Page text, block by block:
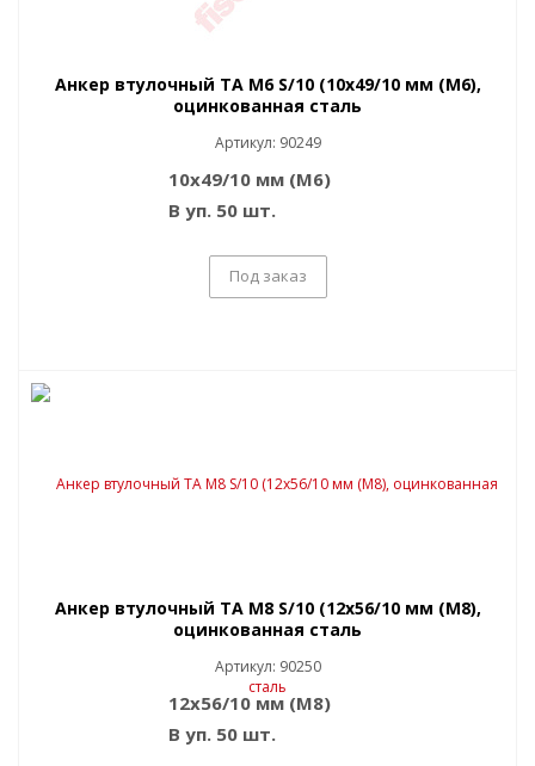
Анкер втулочный TA M6 S/10 (10x49/10 мм (M6),
оцинкованная сталь
Артикул: 90249
10x49/10 мм (M6)
В уп. 50 шт.
Под заказ
Анкер втулочный TA M8 S/10 (12x56/10 мм (M8),
оцинкованная сталь
Артикул: 90250
12x56/10 мм (M8)
В уп. 50 шт.